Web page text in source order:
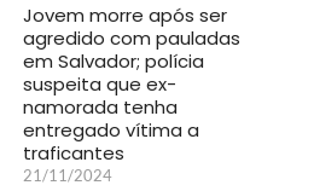
Jovem morre após ser
agredido com pauladas
em Salvador; polícia
suspeita que ex-
namorada tenha
entregado vítima a
traficantes
21/11/2024